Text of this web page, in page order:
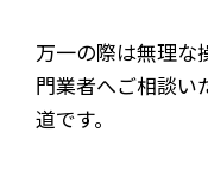
万一の際は無理な
門業者へご相談い
道です。